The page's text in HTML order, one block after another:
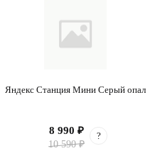
Яндекс Станция Мини Серый опал
8 990 ₽
10 590 ₽
?